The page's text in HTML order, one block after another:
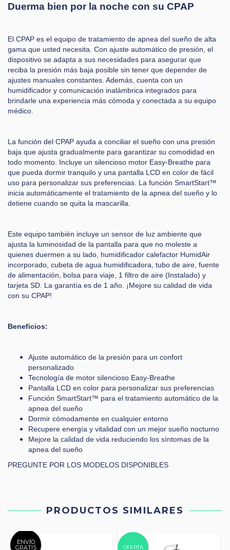
Duerma bien por la noche con su CPAP
El CPAP es el equipo de tratamiento de apnea del sueño de alta
gama que usted necesita. Con ajuste automático de presión, el
dispositivo se adapta a sus necesidades para asegurar que
reciba la presión más baja posible sin tener que depender de
ajustes manuales constantes. Además, cuenta con un
humidificador y comunicación inalámbrica integrados para
brindarle una experiencia más cómoda y conectada a su equipo
médico.
La función del CPAP ayuda a conciliar el sueño con una presión
baja que ajusta gradualmente para garantizar su comodidad en
todo momento. Incluye un silencioso motor Easy-Breathe para
que pueda dormir tranquilo y una pantalla LCD en color de fácil
uso para personalizar sus preferencias. La función SmartStart™
inicia automáticamente el tratamiento de la apnea del sueño y lo
detiene cuando se quita la mascarilla.
Este equipo también incluye un sensor de luz ambiente que
ajusta la luminosidad de la pantalla para que no moleste a
quienes duermen a su lado, humidificador calefactor HumidAir
incorporado, cubeta de agua humidificadora, tubo de aire, fuente
de alimentación, bolsa para viaje, 1 filtro de aire (Instalado) y
tarjeta SD. La garantía es de 1 año. ¡Mejore su calidad de vida
con su CPAP!
Beneficios:
Ajuste automático de la presión para un confort
personalizado
Tecnología de motor silencioso Easy-Breathe
Pantalla LCD en color para personalizar sus preferencias
Función SmartStart™ para el tratamiento automático de la
apnea del sueño
Dormir cómodamente en cualquier entorno
Recupere energía y vitalidad con un mejor sueño nocturno
Mejore la calidad de vida reduciendo los síntomas de la
apnea del sueño
PREGUNTE POR LOS MODELOS DISPONIBLES
PRODUCTOS SIMILARES
ENVÍO
GRATIS OFERTA